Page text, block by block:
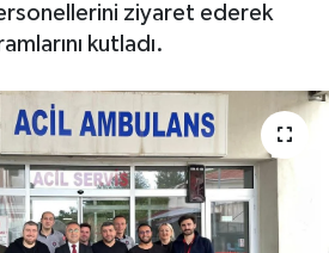
ziyaret ederek
kutladı.